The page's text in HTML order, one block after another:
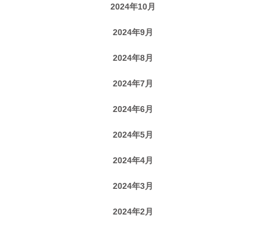
2024年10月
2024年9月
2024年8月
2024年7月
2024年6月
2024年5月
2024年4月
2024年3月
2024年2月